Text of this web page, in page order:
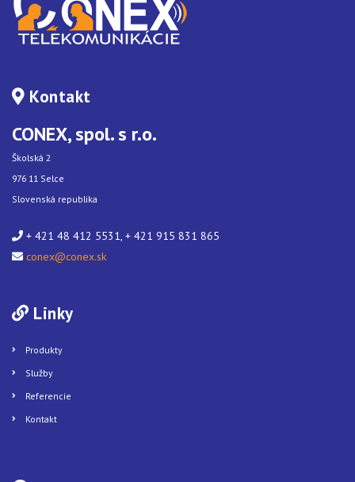
Kontakt
CONEX, spol. s r.o.
Školská 2
976 11 Selce
Slovenská republika
+ 421 48 412 5531, + 421 915 831 865
conex@conex.sk
Linky
Produkty
Služby
Referencie
Kontakt